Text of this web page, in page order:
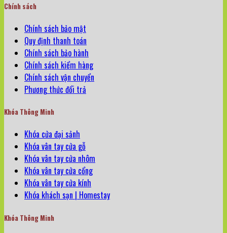
Chính sách
Chính sách bảo mật
Quy định thanh toán
Chính sách bảo hành
Chính sách kiểm hàng
Chính sách vận chuyển
Phương thức đổi trả
Khóa Thông Minh
Khóa cửa đại sảnh
Khóa vân tay cửa gỗ
Khóa vân tay cửa nhôm
Khóa vân tay cửa cổng
Khóa vân tay cửa kính
Khóa khách sạn | Homestay
Khóa Thông Minh